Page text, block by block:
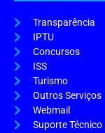
Transparência
IPTU
Concursos
ISS
Turismo
Outros Serviços
Webmail
Suporte Técnico